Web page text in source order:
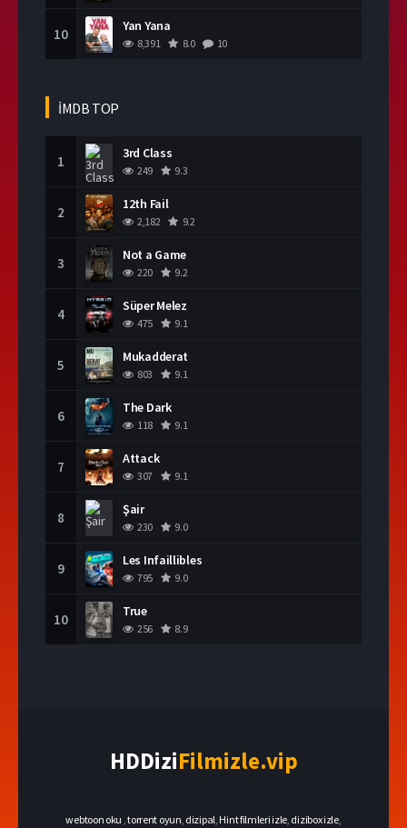
10 Yan Yana
8,391 8.0 10
İMDB TOP
1 3rd Class
249 9.3
2 12th Fail
2,182 9.2
3 Not a Game
220 9.2
4 Süper Melez
475 9.1
5 Mukadderat
803 9.1
6 The Dark
118 9.1
7 Attack
307 9.1
8 Şair
230 9.0
9 Les Infaillibles
795 9.0
10 True
256 8.9
HDDiziFilmizle.vip
webtoon oku ,torrent oyun, dizipal, Hint filmleri izle, dizibox izle,